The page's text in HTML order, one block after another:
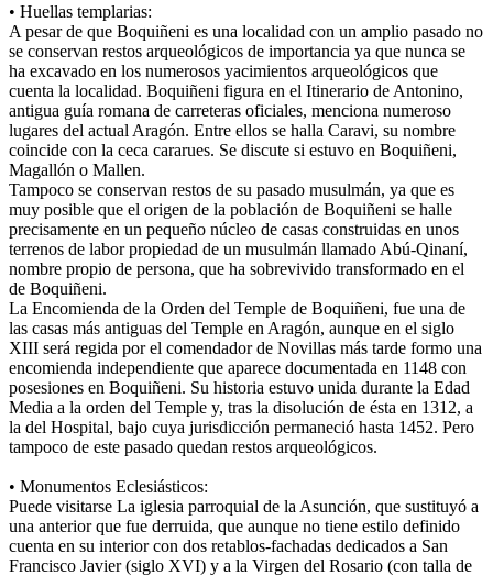
• Huellas templarias:
A pesar de que Boquiñeni es una localidad con un amplio pasado no
se conservan restos arqueológicos de importancia ya que nunca se
ha excavado en los numerosos yacimientos arqueológicos que
cuenta la localidad. Boquiñeni figura en el Itinerario de Antonino,
antigua guía romana de carreteras oficiales, menciona numeroso
lugares del actual Aragón. Entre ellos se halla Caravi, su nombre
coincide con la ceca cararues. Se discute si estuvo en Boquiñeni,
Magallón o Mallen.
Tampoco se conservan restos de su pasado musulmán, ya que es
muy posible que el origen de la población de Boquiñeni se halle
precisamente en un pequeño núcleo de casas construidas en unos
terrenos de labor propiedad de un musulmán llamado Abú-Qinaní,
nombre propio de persona, que ha sobrevivido transformado en el
de Boquiñeni.
La Encomienda de la Orden del Temple de Boquiñeni, fue una de
las casas más antiguas del Temple en Aragón, aunque en el siglo
XIII será regida por el comendador de Novillas más tarde formo una
encomienda independiente que aparece documentada en 1148 con
posesiones en Boquiñeni. Su historia estuvo unida durante la Edad
Media a la orden del Temple y, tras la disolución de ésta en 1312, a
la del Hospital, bajo cuya jurisdicción permaneció hasta 1452. Pero
tampoco de este pasado quedan restos arqueológicos.
• Monumentos Eclesiásticos:
Puede visitarse La iglesia parroquial de la Asunción, que sustituyó a
una anterior que fue derruida, que aunque no tiene estilo definido
cuenta en su interior con dos retablos-fachadas dedicados a San
Francisco Javier (siglo XVI) y a la Virgen del Rosario (con talla de